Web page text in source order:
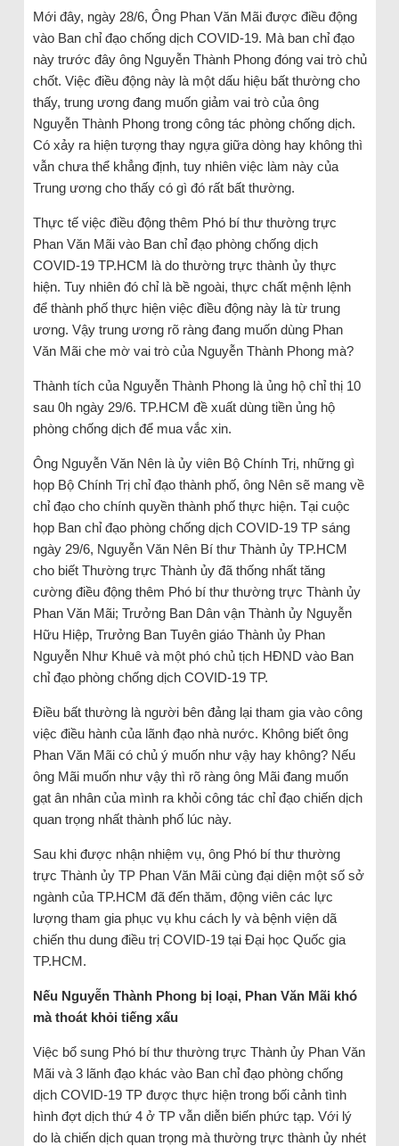
Mới đây, ngày 28/6, Ông Phan Văn Mãi được điều động
vào Ban chỉ đạo chống dịch COVID-19. Mà ban chỉ đạo
này trước đây ông Nguyễn Thành Phong đóng vai trò chủ
chốt. Việc điều động này là một dấu hiệu bất thường cho
thấy, trung ương đang muốn giảm vai trò của ông
Nguyễn Thành Phong trong công tác phòng chống dịch.
Có xảy ra hiện tượng thay ngựa giữa dòng hay không thì
vẫn chưa thể khẳng định, tuy nhiên việc làm này của
Trung ương cho thấy có gì đó rất bất thường.
Thực tế việc điều động thêm Phó bí thư thường trực
Phan Văn Mãi vào Ban chỉ đạo phòng chống dịch
COVID-19 TP.HCM là do thường trực thành ủy thực
hiện. Tuy nhiên đó chỉ là bề ngoài, thực chất mệnh lệnh
để thành phố thực hiện việc điều động này là từ trung
ương. Vậy trung ương rõ ràng đang muốn dùng Phan
Văn Mãi che mờ vai trò của Nguyễn Thành Phong mà?
Thành tích của Nguyễn Thành Phong là ủng hộ chỉ thị 10
sau 0h ngày 29/6. TP.HCM đề xuất dùng tiền ủng hộ
phòng chống dịch để mua vắc xin.
Ông Nguyễn Văn Nên là ủy viên Bộ Chính Trị, những gì
họp Bộ Chính Trị chỉ đạo thành phố, ông Nên sẽ mang về
chỉ đạo cho chính quyền thành phố thực hiện. Tại cuộc
họp Ban chỉ đạo phòng chống dịch COVID-19 TP sáng
ngày 29/6, Nguyễn Văn Nên Bí thư Thành ủy TP.HCM
cho biết Thường trực Thành ủy đã thống nhất tăng
cường điều động thêm Phó bí thư thường trực Thành ủy
Phan Văn Mãi; Trưởng Ban Dân vận Thành ủy Nguyễn
Hữu Hiệp, Trưởng Ban Tuyên giáo Thành ủy Phan
Nguyễn Như Khuê và một phó chủ tịch HĐND vào Ban
chỉ đạo phòng chống dịch COVID-19 TP.
Điều bất thường là người bên đảng lại tham gia vào công
việc điều hành của lãnh đạo nhà nước. Không biết ông
Phan Văn Mãi có chủ ý muốn như vậy hay không? Nếu
ông Mãi muốn như vậy thì rõ ràng ông Mãi đang muốn
gạt ân nhân của mình ra khỏi công tác chỉ đạo chiến dịch
quan trọng nhất thành phố lúc này.
Sau khi được nhận nhiệm vụ, ông Phó bí thư thường
trực Thành ủy TP Phan Văn Mãi cùng đại diện một số sở
ngành của TP.HCM đã đến thăm, động viên các lực
lượng tham gia phục vụ khu cách ly và bệnh viện dã
chiến thu dung điều trị COVID-19 tại Đại học Quốc gia
TP.HCM.
Nếu Nguyễn Thành Phong bị loại, Phan Văn Mãi khó
mà thoát khỏi tiếng xấu
Việc bổ sung Phó bí thư thường trực Thành ủy Phan Văn
Mãi và 3 lãnh đạo khác vào Ban chỉ đạo phòng chống
dịch COVID-19 TP được thực hiện trong bối cảnh tình
hình đợt dịch thứ 4 ở TP vẫn diễn biến phức tạp. Với lý
do là chiến dịch quan trọng mà thường trực thành ủy nhét